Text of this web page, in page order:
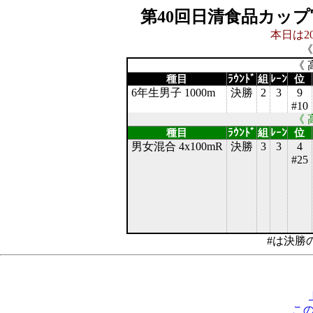
第40回日清食品カッ
本日は
《
種目 ﾗｳﾝﾄﾞ 組 ﾚｰﾝ 位
6年生男子 1000m 決勝 2 3
9
#10
《
種目 ﾗｳﾝﾄﾞ 組 ﾚｰﾝ 位
男女混合 4x100mR 決勝 3 3
4
#25
#は決勝
こ